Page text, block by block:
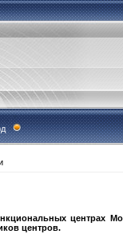
центрах
центров.